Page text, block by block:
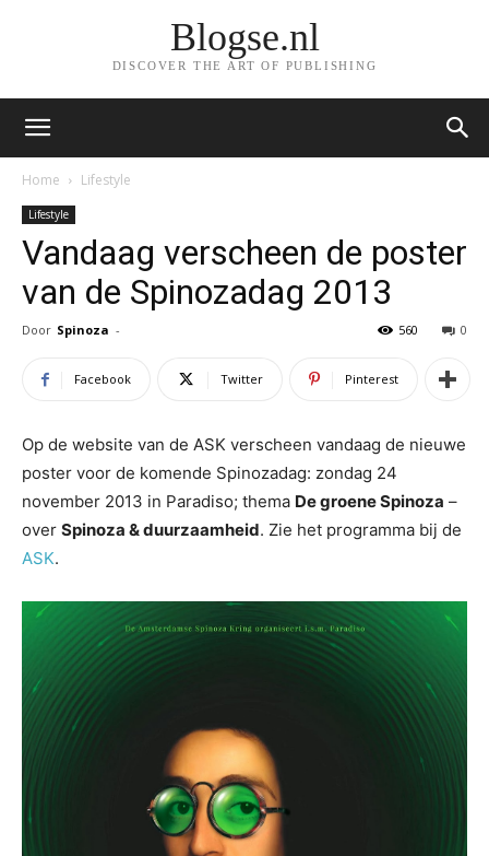
Blogse.nl
DISCOVER THE ART OF PUBLISHING
Home Lifestyle
Lifestyle
Vandaag verscheen de poster
van de Spinozadag 2013
Door Spinoza - 0
560
Facebook Twitter Pinterest
Op de website van de ASK verscheen vandaag de nieuwe
poster voor de komende Spinozadag: zondag 24
november 2013 in Paradiso; thema De groene Spinoza –
over Spinoza & duurzaamheid. Zie het programma bij de
ASK.